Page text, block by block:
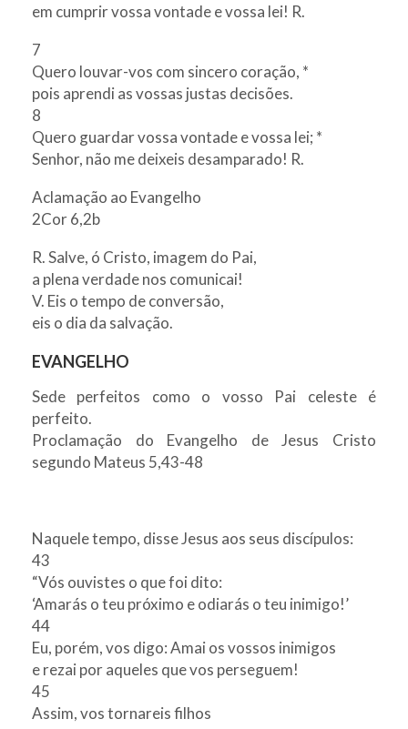
em cumprir vossa vontade e vossa lei! R.
7
Quero louvar-vos com sincero coração, *
pois aprendi as vossas justas decisões.
8
Quero guardar vossa vontade e vossa lei; *
Senhor, não me deixeis desamparado! R.
Aclamação ao Evangelho
2Cor 6,2b
R. Salve, ó Cristo, imagem do Pai,
a plena verdade nos comunicai!
V. Eis o tempo de conversão,
eis o dia da salvação.
EVANGELHO
Sede perfeitos como o vosso Pai celeste é
perfeito.
Proclamação do Evangelho de Jesus Cristo
segundo Mateus 5,43-48
Naquele tempo, disse Jesus aos seus discípulos:
43
“Vós ouvistes o que foi dito:
‘Amarás o teu próximo e odiarás o teu inimigo!’
44
Eu, porém, vos digo: Amai os vossos inimigos
e rezai por aqueles que vos perseguem!
45
Assim, vos tornareis filhos